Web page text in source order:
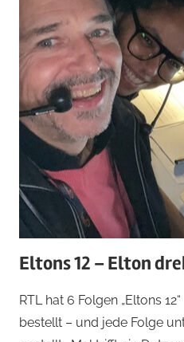
Eltons 12 – Elton
RTL hat 6 Folgen „Eltons
bestellt – und jede Folge